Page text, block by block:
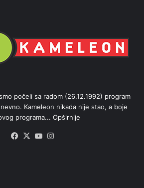
počeli sa radom (26.12.1992) program
Kameleon nikada nije stao, a boje
programa... Opširnije
Facebook
X YouTube